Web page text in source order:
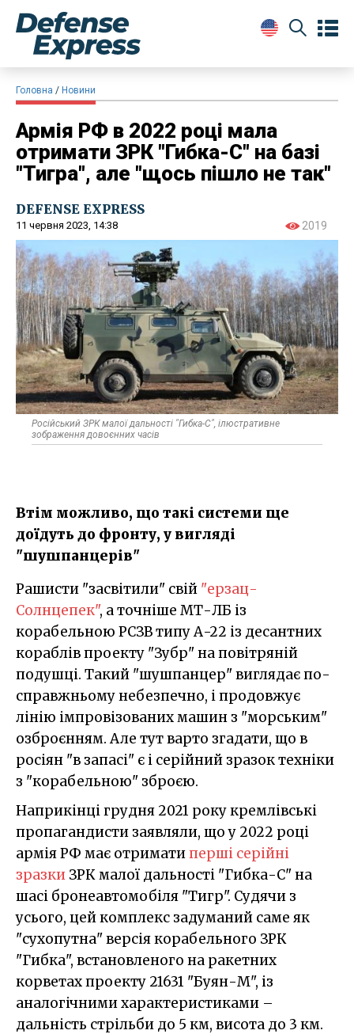
Головна Новини
Армія РФ в 2022 році мала
отримати ЗРК "Гибка-С" на базі
"Тигра", але "щось пішло не так"
DEFENSE EXPRESS
11 червня 2023, 14:38 2019
Російський ЗРК малої дальності "Гибка-С", ілюстративне
зображення довоєнних часів
Втім можливо, що такі системи ще
доїдуть до фронту, у вигляді
"шушпанцерів"
Рашисти "засвітили" свій "ерзац-
Солнцепек", а точніше МТ-ЛБ із
корабельною РСЗВ типу А-22 із десантних
кораблів проекту "Зубр" на повітряній
подушці. Такий "шушпанцер" виглядає по-
справжньому небезпечно, і продовжує
лінію імпровізованих машин з "морським"
озброєнням. Але тут варто згадати, що в
росіян "в запасі" є і серійний зразок техніки
з "корабельною" зброєю.
Наприкінці грудня 2021 року кремлівські
пропагандисти заявляли, що у 2022 році
армія РФ має отриматиперші серійні
зразки ЗРК малої дальності "Гибка-С" на
шасі бронеавтомобіля "Тигр". Судячи з
усього, цей комплекс задуманий саме як
"сухопутна" версія корабельного ЗРК
"Гибка", встановленого на ракетних
корветах проекту 21631 "Буян-М", із
аналогічними характеристиками –
дальність стрільби до 5 км, висота до 3 км.